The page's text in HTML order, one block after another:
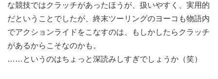
な競技ではクラッチがあったほうが、扱いやすく、実用的
だということでしたが、終末ツーリングのヨーコも物語内
でアクションライドをこなすのは、もしかしたらクラッチ
があるからこそなのかも。
……というのはちょっと深読みしすぎでしょうか（笑）